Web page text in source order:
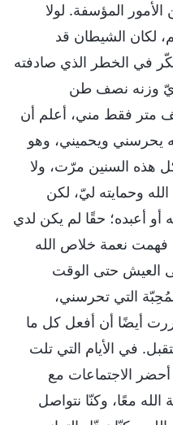
المؤسفة. لولا
لكان الشيطان قد
في الخطر الذي صادفته
وزنه نصف طن
متر فقط مني، أعلم أن
يحرسني ويحميني، وهو
هذه السنين مرّت، ولا
وحمايته ليّ، لكن
أعبده؛ حقًا لم يكن لدي
فهمت نعمة خلاص الله
العيش حتى الوقت
التي تحرسني،
أيضًا أن أفعل كل ما
في الأيام التي تلت
الاجتماعات مع
الله معًا، وكنّا نتواصل